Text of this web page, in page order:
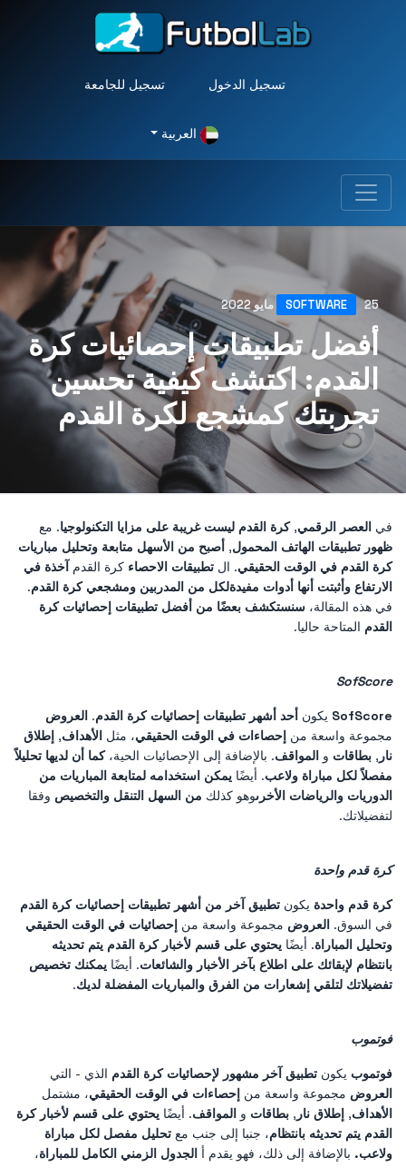
تسجيل الدخول تسجيل للجامعة
العربية
SOFTWARE 25 مايو 2022
أفضل تطبيقات إحصائيات كرة
القدم: اكتشف كيفية تحسين
تجربتك كمشجع لكرة القدم
في العصر الرقمي,كرة القدم ليست غريبة على مزايا التكنولوجيا. مع
ظهور تطبيقات الهاتف المحمول, أصبح من الأسهل متابعة وتحليل مباريات
كرة القدم في الوقت الحقيقي. ال تطبيقات الاحصاء كرة القدم آخذة في
الارتفاع وأثبتت أنها أدوات مفيدةلكل من المدربين ومشجعي كرة القدم.
في هذه المقالة، سنستكشف بعضًا من أفضل تطبيقات إحصائيات كرة
القدم المتاحة حاليا.
SofScore
SofScore يكون أحد أشهر تطبيقات إحصائيات كرة القدم. العروض
مجموعة واسعة من إحصاءات في الوقت الحقيقي، مثل الأهداف, إطلاق
نار , بطاقات و المواقف. بالإضافة إلى الإحصائيات الحية، كما أن لديها تحليلاً
مفصلاً لكل مباراة ولاعب. أيضًا يمكن استخدامه لمتابعة المباريات من
الدوريات والرياضات الأخرىوهو كذلك من السهل التنقل والتخصيص وفقا
لتفضيلاتك.
كرة قدم واحدة
كرة قدم واحدة يكون تطبيق آخر من أشهر تطبيقات إحصائيات كرة القدم
في السوق. العروض مجموعة واسعة من إحصائيات في الوقت الحقيقي
وتحليل المباراة. أيضًا يحتوي على قسم لأخبار كرة القدم يتم تحديثه
بانتظام لإبقائك على اطلاع بآخر الأخبار والشائعات. أيضًا يمكنك تخصيص
تفضيلاتك لتلقي إشعارات من الفرق والمباريات المفضلة لديك.
فوتموب
فوتموب يكون تطبيق آخر مشهور لإحصائيات كرة القدم الذي - التي
العروض مجموعة واسعة من إحصاءات في الوقت الحقيقي، مشتمل
الأهداف, إطلاق نار , بطاقات و المواقف. أيضًا يحتوي على قسم لأخبار كرة
القدم يتم تحديثه بانتظام، جنبا إلى جنب مع تحليل مفصل لكل مباراة
ولاعب. بالإضافة إلى ذلك، فهو يقدم أ الجدول الزمني الكامل للمباراة،